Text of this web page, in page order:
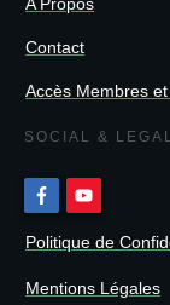
Contact
Accès Membres
SOCIAL & LEGAL
Politique de
Mentions Légales